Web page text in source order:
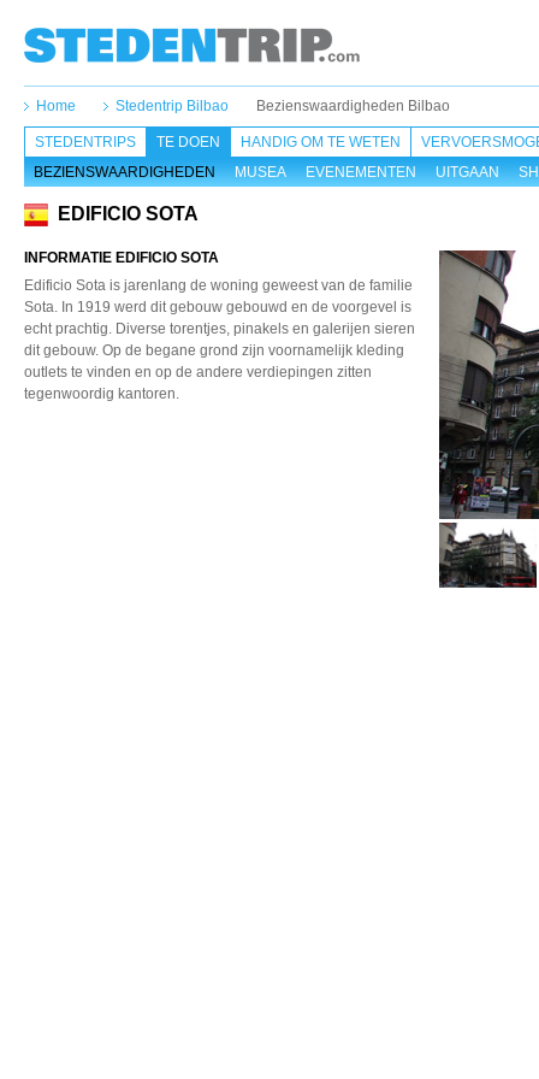
Home Stedentrip Bilbao Bezienswaardigheden Bilbao
STEDENTRIPS
TE DOEN
BEZIENSWAARDIGHEDEN
MUSEA EVENEMENTEN UITGAAN
HANDIG OM TE WETEN
EDIFICIO SOTA
INFORMATIE EDIFICIO SOTA
Edificio Sota is jarenlang de woning geweest van de familie
Sota. In 1919 werd dit gebouw gebouwd en de voorgevel is
echt prachtig. Diverse torentjes, pinakels en galerijen sieren
dit gebouw. Op de begane grond zijn voornamelijk kleding
outlets te vinden en op de andere verdiepingen zitten
tegenwoordig kantoren.